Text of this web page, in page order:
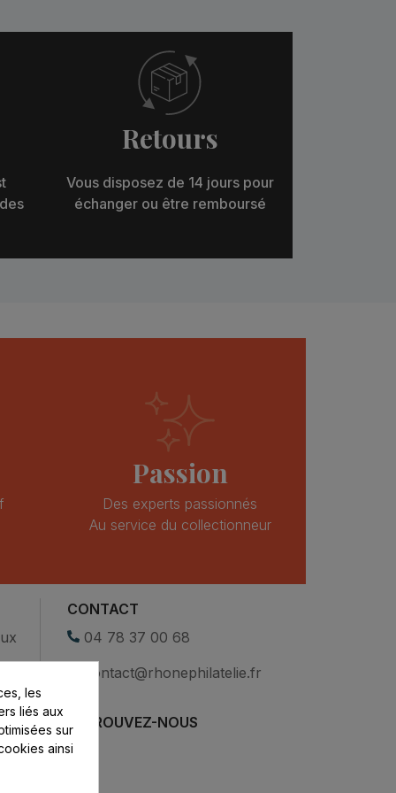
Retours
Vous disposez de 14 jours pour
échanger ou être remboursé
Passion
Des experts passionnés
Au service du collectionneur
CONTACT
04 78 37 00 68
contact@rhonephilatelie.fr
RETROUVEZ-NOUS
les
liés aux
sur
ainsi